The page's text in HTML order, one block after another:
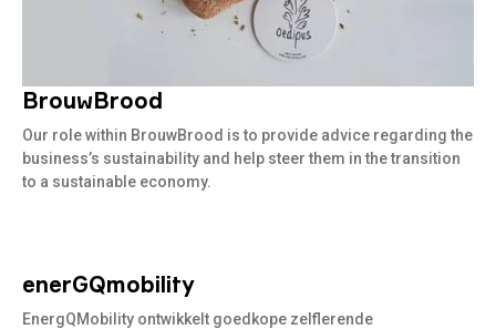
Lees meer
BrouwBrood
Our role within BrouwBrood is to provide advice regarding the
business’s sustainability and help steer them in the transition
to a sustainable economy.
enerGQmobility
EnergQMobility ontwikkelt goedkope zelflerende